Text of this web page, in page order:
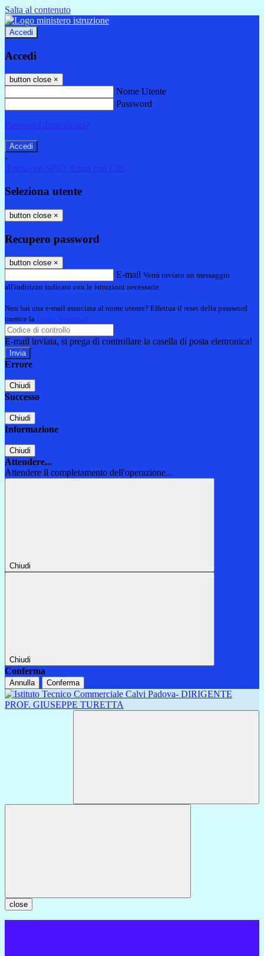
Salta al contenuto
Accedi
Accedi
button close ×
Nome Utente
Password
Password dimenticata?
-
Entra con SPID
Entra con CIE
Seleziona utente
button close ×
Recupero password
button close ×
E-mail Verrà inviato un messaggio
all'indirizzo indicato con le istruzioni necessarie.
Non hai una e-mail associata al nome utente? Effettua il reset della password
tramite la Login Spaggiari
E-mail inviata, si prega di controllare la casella di posta elettronica!
Errore
Chiudi
Successo
Chiudi
Informazione
Chiudi
Attendere...
Attendere il completamento dell'operazione...
Chiudi
Chiudi
Conferma
Annulla Conferma
close